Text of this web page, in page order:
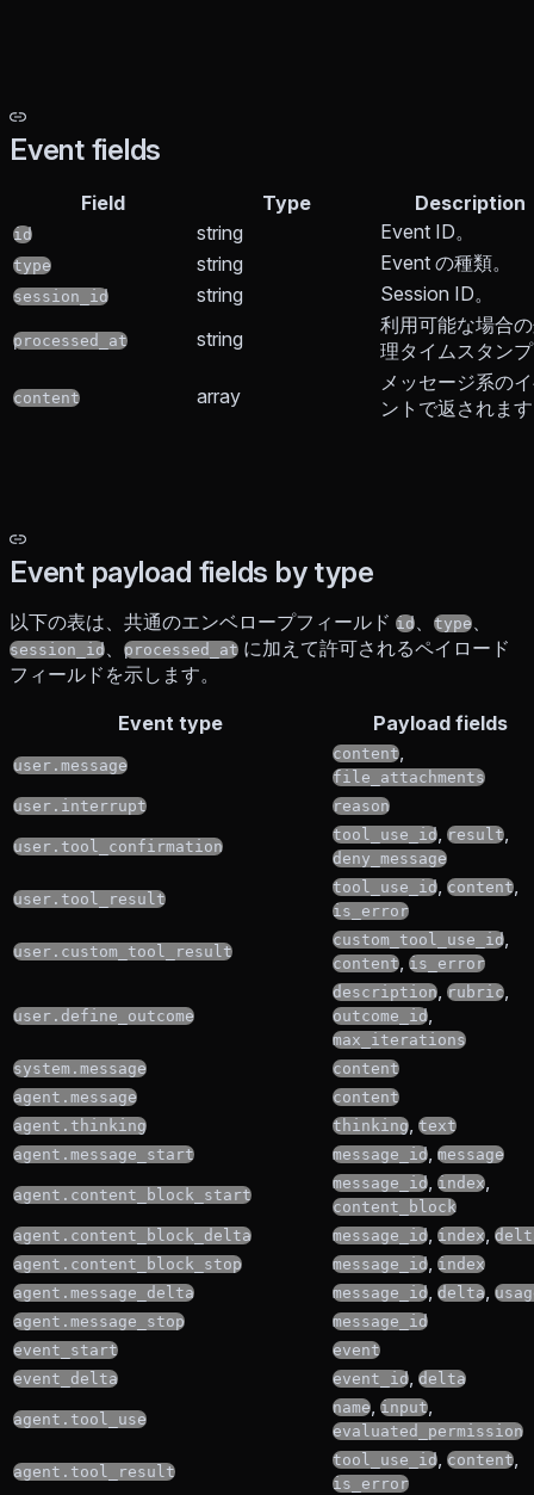
Event fields
Field Type Description
id string Event ID。
type string Event の種類。
session_id string Session ID。
processed_at string
利用可能な場合
理タイムスタン
content array
メッセージ系の
ントで返されま
Event payload fields by type
以下の表は、共通のエンベロープフィールド id、 type、
session_id、 processed_at に加えて許可されるペイロード
フィールドを示します。
Event type Payload fields
user.message
content,
file_attachments
user.interrupt
reason
user.tool_confirmation
tool_use_id, result,
deny_message
user.tool_result
tool_use_id, content,
is_error
user.custom_tool_result
custom_tool_use_id,
content, is_error
user.define_outcome
description, rubric,
outcome_id,
max_iterations
system.message
content
agent.message
content
agent.thinking
thinking, text
agent.message_start
message_id, message
agent.content_block_start
message_id, index,
content_block
agent.content_block_delta
message_id, index,
agent.content_block_stop
message_id, index
agent.message_delta
message_id, delta,
agent.message_stop
message_id
event_start
event
event_delta
event_id, delta
agent.tool_use
name, input,
evaluated_permission
agent.tool_result
tool_use_id, content,
is_error